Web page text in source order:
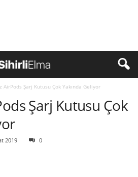
AirPods Şarj Kutusu Çok Yakında Geliyor
Şarj Kutusu Çok
2019 0